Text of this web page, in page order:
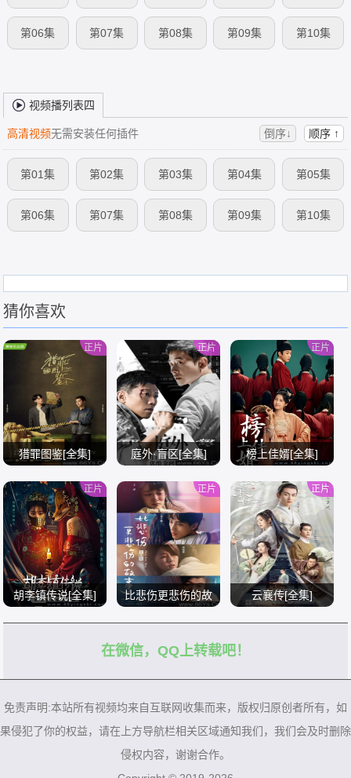
第06集 第07集 第08集 第09集 第10集
视频播列表四
高清视频无需安装任何插件 倒序↓ 顺序 ↑
第01集 第02集 第03集 第04集 第05集
第06集 第07集 第08集 第09集 第10集
猜你喜欢
猎罪图鉴[全集]
/
正片
庭外·盲区[全集]
/
正片
榜上佳婿[全集]
/
正片
胡李镇传说[全集]
正片
比悲伤更悲伤的故
正片
云襄传[全集]
正片
在微信，QQ上转载吧！
免责声明:本站所有视频均来自互联网收集而来，版权归原创者所有，如
果侵犯了你的权益，请在上方导航栏相关区域通知我们，我们会及时删除
侵权内容，谢谢合作。